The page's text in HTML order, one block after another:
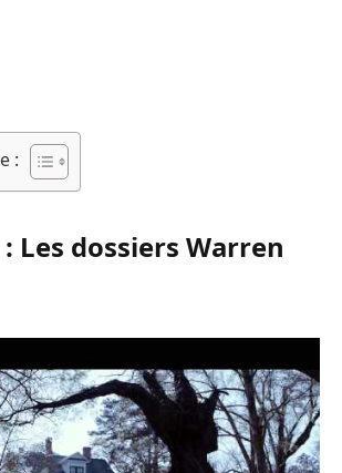
:
Les dossiers Warren